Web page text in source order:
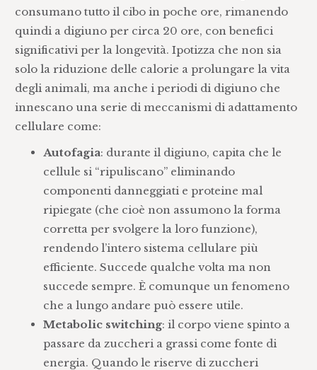
consumano tutto il cibo in poche ore, rimanendo
quindi a digiuno per circa 20 ore, con benefici
significativi per la longevità. Ipotizza che non sia
solo la riduzione delle calorie a prolungare la vita
degli animali, ma anche i periodi di digiuno che
innescano una serie di meccanismi di adattamento
cellulare come:
Autofagia: durante il digiuno, capita che le
cellule si “ripuliscano” eliminando
componenti danneggiati e proteine mal
ripiegate (che cioè non assumono la forma
corretta per svolgere la loro funzione),
rendendo l’intero sistema cellulare più
efficiente. Succede qualche volta ma non
succede sempre. È comunque un fenomeno
che a lungo andare può essere utile.
Metabolic switching: il corpo viene spinto a
passare da zuccheri a grassi come fonte di
energia. Quando le riserve di zuccheri